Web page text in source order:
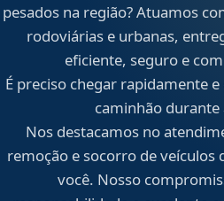
pesados na região? Atuamos
rodoviárias e urbanas,
eficiente, seguro e
É preciso chegar rapidamente
caminhão durante
Nos destacamos no
remoção e socorro de
você. Nosso